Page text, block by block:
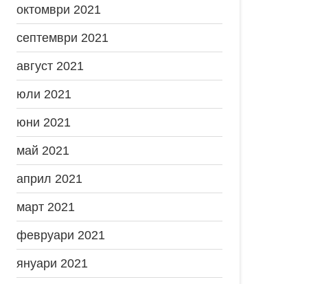
октомври 2021
септември 2021
август 2021
юли 2021
юни 2021
май 2021
април 2021
март 2021
февруари 2021
януари 2021